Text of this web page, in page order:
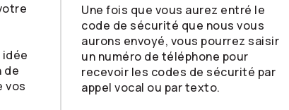
idée
de
vos
Une fois que vous aurez entré le
code de sécurité que nous vous
aurons envoyé, vous pourrez saisir
un numéro de téléphone pour
recevoir les codes de sécurité par
appel vocal ou par texto.